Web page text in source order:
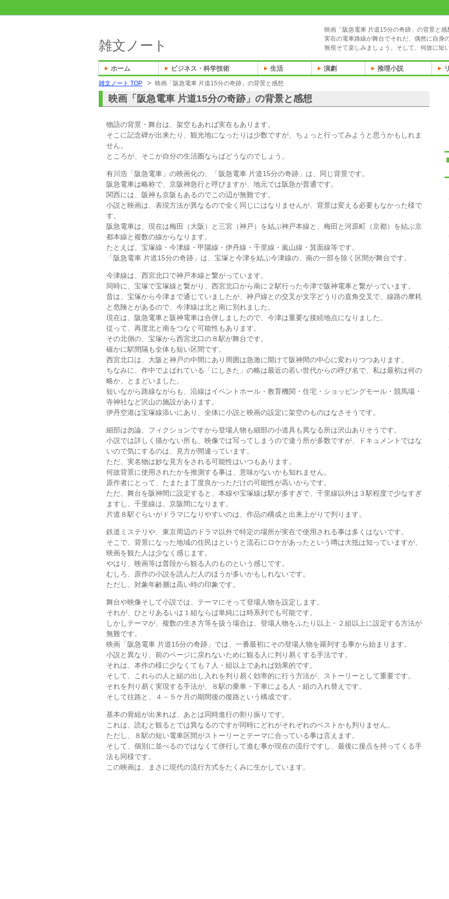
雑文ノート TOP 映画「阪急電車 片道15分の奇跡」の背景と感想
映画「阪急電車 片道15分の奇跡」の背景と感想
物語の背景・舞台は、架空もあれば実在もあります。
そこに記念碑が出来たり、観光地になったりは少数ですが、ちょっと行ってみようと思うかもしれま
せん。
ところが、そこが自分の生活圏ならばどうなのでしょう。
有川浩「阪急電車」の映画化の、「阪急電車 片道15分の奇跡」は、同じ背景です。
阪急電車は略称で、京阪神急行と呼びますが、地元では阪急が普通です。
関西には、阪神も京阪もあるのでこの辺が無難です。
小説と映画は、表現方法が異なるので全く同じにはなりませんが、背景は変える必要もなかった様で
す。
阪急電車は、現在は梅田（大阪）と三宮（神戸）を結ぶ神戸本線と、梅田と河原町（京都）を結ぶ京
都本線と複数の線からなります。
たとえば、宝塚線・今津線・甲陽線・伊丹線・千里線・嵐山線・箕面線等です。
「阪急電車 片道15分の奇跡」は、宝塚と今津を結ぶ今津線の、南の一部を除く区間が舞台です。
今津線は、西宮北口で神戸本線と繋がっています。
同時に、宝塚で宝塚線と繋がり、西宮北口から南に２駅行った今津で阪神電車と繋がっています。
昔は、宝塚から今津まで通じていましたが、神戸線との交叉が文字どうりの直角交叉で、線路の摩耗
と危険とがあるので、今津線は北と南に別れました。
現在は、阪急電車と阪神電車は合併しましたので、今津は重要な接続地点になりました。
従って、再度北と南をつなぐ可能性もあります。
その北側の、宝塚から西宮北口の８駅が舞台です。
確かに駅間隔も全体も短い区間です。
西宮北口は、大阪と神戸の中間にあり周囲は急激に開けて阪神間の中心に変わりつつあります。
ちなみに、作中でよばれている「にしきた」の略は最近の若い世代からの呼び名で、私は最初は何の
略か、とまどいました。
短いながら路線ながらも、沿線はイベントホール・教育機関・住宅・ショッピングモール・競馬場・
寺神社など沢山の施設があります。
伊丹空港は宝塚線添いにあり、全体に小説と映画の設定に架空のものはなさそうです。
細部は勿論、フィクションですから登場人物も細部の小道具も異なる所は沢山ありそうです。
小説では詳しく描かない所も、映像では写ってしまうので違う所が多数ですが、ドキュメントではな
いので気にするのは、見方が間違っています。
ただ、実名物は妙な見方をされる可能性はいつもあります。
何故背景に使用されたかを推測する事は、意味がないかも知れません。
原作者にとって、たまたま丁度良かっただけの可能性が高いからです。
ただ、舞台を阪神間に設定すると、本線や宝塚線は駅が多すぎで、千里線以外は３駅程度で少なすぎ
ますし、千里線は、京阪間になります。
片道８駅ぐらいがドラマになりやすいのは、作品の構成と出来上がりで判ります。
鉄道ミステリや、東京周辺のドラマ以外で特定の場所が実在で使用される事は多くはないです。
そこで、背景になった地域の住民はというと流石にロケがあったという噂は大抵は知っていますが、
映画を観た人は少なく感じます。
やはり、映画等は普段から観る人のものという感じです。
むしろ、原作の小説を読んだ人のほうが多いかもしれないです。
ただし、対象年齢層は高い時の印象です。
舞台や映像そして小説では、テーマにそって登場人物を設定します。
それが、ひとりあるいは１組ならば単純には時系列でも可能です。
しかしテーマが、複数の生き方等を扱う場合は、登場人物をふたり以上・２組以上に設定する方法が
無難です。
映画「阪急電車 片道15分の奇跡」では、一番最初にその登場人物を羅列する事から始まります。
小説と異なり、前のページに戻れないために観る人に判り易くする手法です。
それは、本作の様に少なくても７人・組以上であれば効果的です。
そして、これらの人と組の出し入れを判り易く効率的に行う方法が、ストーリーとして重要です。
それを判り易く実現する手法が、８駅の乗車・下車による人・組の入れ替えです。
そして往路と、４－５ケ月の期間後の復路という構成です。
基本の骨組が出来れば、あとは同時進行の割り振りです。
これは、読むと観るとでは異なるのですが同時にどれがそれぞれのベストかも判りません。
ただし、８駅の短い電車区間がストーリーとテーマに合っている事は言えます。
そして、個別に並べるのではなくて併行して進む事が現在の流行ですし、最後に接点を持ってくる手
法も同様です。
この映画は、まさに現代の流行方式をたくみに生かしています。
雑文ノート
映画「阪急電車 片道15分の奇跡」の背景と感
実在の電車路線が舞台でそれだ、偶然に自身
無視そて楽しみましょう。そして、何故に短
ホーム ビジネス・科学技術 生活 演劇 推理小説